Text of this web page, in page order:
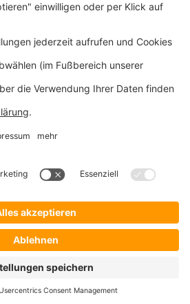
vorbehalten – Verkauf nur an Unternehmer,